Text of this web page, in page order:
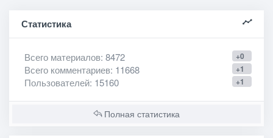
Статистика
+0
Всего материалов: 8472
+1
Всего комментариев: 11668
+1
Пользователей: 15160
Полная статистика